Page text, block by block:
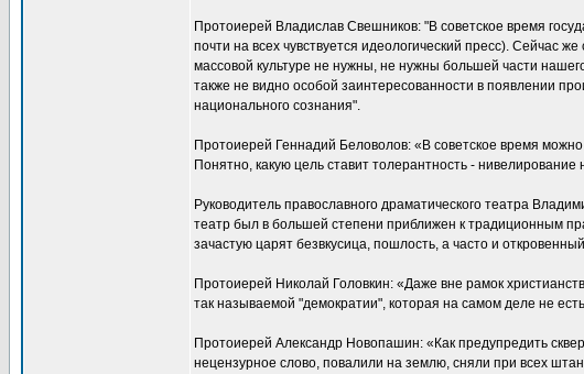
Протоиерей Владислав Свешников: "В советское время
почти на всех чувствуется идеологический пресс).
массовой культуре не нужны, не нужны большей части
также не видно особой заинтересованности в появлении
национального сознания".
Протоиерей Геннадий Беловолов: «В советское время
Понятно, какую цель ставит толерантность -
Руководитель православного драматического театра
театр был в большей степени приближен к традиционным
зачастую царят безвкусица, пошлость, а часто и
Протоиерей Николай Головкин: «Даже вне рамок
так называемой "демократии", которая на самом деле не
Протоиерей Александр Новопашин: «Как предупредить
нецензурное слово, повалили на землю, сняли при всех